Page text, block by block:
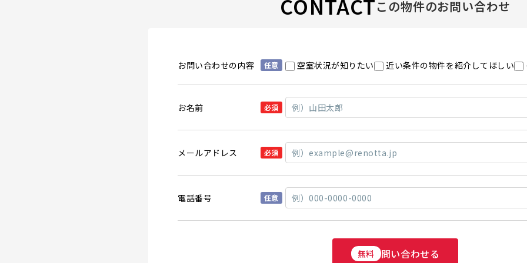
CONTACTこの物件のお問い合わせ
お問い合わせの内容 任意 空室状況が知りたい 近い条件の物件を紹介してほしい
お名前 必須
メールアドレス 必須
電話番号 任意
無料 問い合わせる